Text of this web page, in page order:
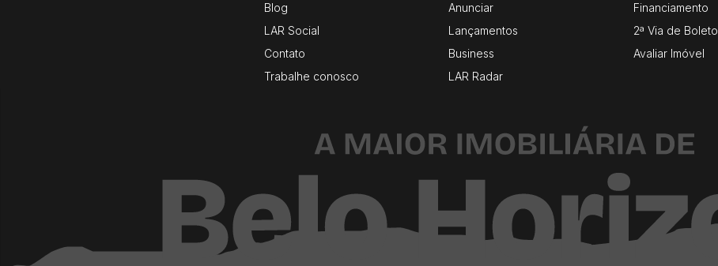
Blog
LAR Social
Contato
Trabalhe conosco
Anunciar
Lançamentos
Business
LAR Radar
Financiamento
2ª Via de Boleto
Avaliar Imóvel